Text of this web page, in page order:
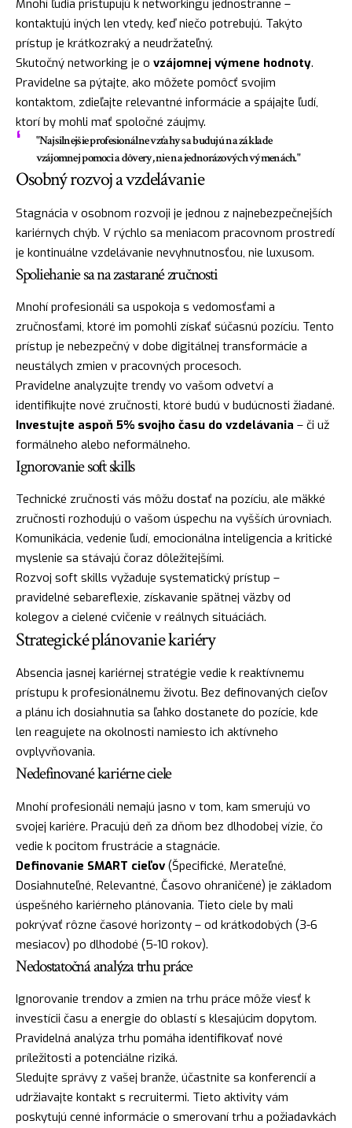
Mnohí ľudia pristupujú k networkingu jednostranne –
kontaktujú iných len vtedy, keď niečo potrebujú. Takýto
prístup je krátkozraký a neudržateľný.
Skutočný networking je o vzájomnej výmene hodnoty.
Pravidelne sa pýtajte, ako môžete pomôcť svojim
kontaktom, zdieľajte relevantné informácie a spájajte ľudí,
ktorí by mohli mať spoločné záujmy.
"Najsilnejšie profesionálne vzťahy sa budujú na základe
vzájomnej pomoci a dôvery, nie na jednorázových výmenách."
Osobný rozvoj a vzdelávanie
Stagnácia v osobnom rozvoji je jednou z najnebezpečnejších
kariérnych chýb. V rýchlo sa meniacom pracovnom prostredí
je kontinuálne vzdelávanie nevyhnutnosťou, nie luxusom.
Spoliehanie sa na zastarané zručnosti
Mnohí profesionáli sa uspokoja s vedomosťami a
zručnosťami, ktoré im pomohli získať súčasnú pozíciu. Tento
prístup je nebezpečný v dobe digitálnej transformácie a
neustálych zmien v pracovných procesoch.
Pravidelne analyzujte trendy vo vašom odvetví a
identifikujte nové zručnosti, ktoré budú v budúcnosti žiadané.
Investujte aspoň 5% svojho času do vzdelávania – či už
formálneho alebo neformálneho.
Ignorovanie soft skills
Technické zručnosti vás môžu dostať na pozíciu, ale mäkké
zručnosti rozhodujú o vašom úspechu na vyšších úrovniach.
Komunikácia, vedenie ľudí, emocionálna inteligencia a kritické
myslenie sa stávajú čoraz dôležitejšími.
Rozvoj soft skills vyžaduje systematický prístup –
pravidelné sebareflexie, získavanie spätnej väzby od
kolegov a cielené cvičenie v reálnych situáciách.
Strategické plánovanie kariéry
Absencia jasnej kariérnej stratégie vedie k reaktívnemu
prístupu k profesionálnemu životu. Bez definovaných cieľov
a plánu ich dosiahnutia sa ľahko dostanete do pozície, kde
len reagujete na okolnosti namiesto ich aktívneho
ovplyvňovania.
Nedefinované kariérne ciele
Mnohí profesionáli nemajú jasno v tom, kam smerujú vo
svojej kariére. Pracujú deň za dňom bez dlhodobej vízie, čo
vedie k pocitom frustrácie a stagnácie.
Definovanie SMART cieľov(Špecifické, Merateľné,
Dosiahnuteľné, Relevantné, Časovo ohraničené) je základom
úspešného kariérneho plánovania. Tieto ciele by mali
pokrývať rôzne časové horizonty – od krátkodobých (3-6
mesiacov) po dlhodobé (5-10 rokov).
Nedostatočná analýza trhu práce
Ignorovanie trendov a zmien na trhu práce môže viesť k
investícii času a energie do oblastí s klesajúcim dopytom.
Pravidelná analýza trhu pomáha identifikovať nové
príležitosti a potenciálne riziká.
Sledujte správy z vašej branže, účastnite sa konferencií a
udržiavajte kontakt s recruitermi. Tieto aktivity vám
poskytujú cenné informácie o smerovaní trhu a požiadavkách